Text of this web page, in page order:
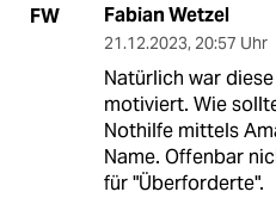
FW Fabian Wetzel
21.12.2023, 20:57 Uhr
Natürlich war
motiviert. Wie
Nothilfe mittels
Name. Offenbar
für "Überforderte".